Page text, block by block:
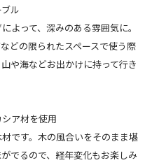
ル
よって、深みのある雰囲気に。
どの限られたスペースで使う際
や海などお出かけに持って行き
ア材を使用
です。木の風合いをそのまま堪
でるので、経年変化もお楽しみ